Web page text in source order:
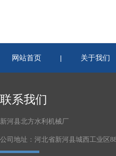
网站首页 | 关于我们
联系我们
新河县北方水利机械厂
公司地址：河北省新河县城西工业区